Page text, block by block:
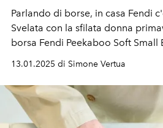
Parlando di borse, in casa Fendi
Svelata con la sfilata donna
borsa Fendi Peekaboo Soft
del marchio con uno speciale
13.01.2025 di Simone Vertua